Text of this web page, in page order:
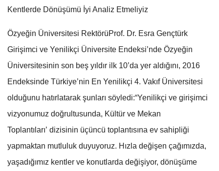
Kentlerde Dönüşümü İyi Analiz Etmeliyiz
Özyeğin Üniversitesi RektörüProf. Dr. Esra Gençtürk
Girişimci ve Yenilikçi Üniversite Endeksi’nde Özyeğin
Üniversitesinin son beş yıldır ilk 10’da yer aldığını, 2016
Endeksinde Türkiye’nin En Yenilikçi 4. Vakıf Üniversitesi
olduğunu hatırlatarak şunları söyledi:“Yenilikçi ve girişimci
vizyonumuz doğrultusunda, Kültür ve Mekan
Toplantıları’ dizisinin üçüncü toplantısına ev sahipliği
yapmaktan mutluluk duyuyoruz. Hızla değişen çağımızda,
yaşadığımız kentler ve konutlarda değişiyor, dönüşüme